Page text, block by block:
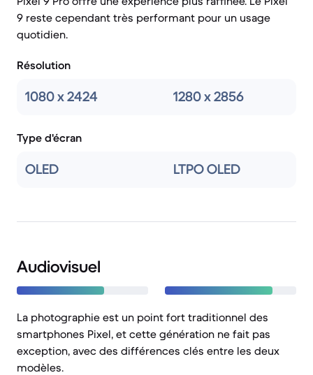
9 reste cependant très performant pour un usage
quotidien.
Résolution
1080 x 2424 1280 x 2856
Type d'écran
OLED LTPO OLED
Audiovisuel
La photographie est un point fort traditionnel des
smartphones Pixel, et cette génération ne fait pas
exception, avec des différences clés entre les deux
modèles.